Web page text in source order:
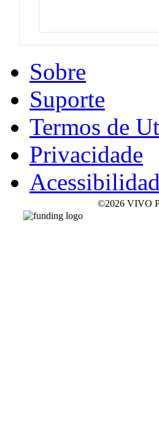
Sobre
Suporte
Termos de
Privacidade
©2026 VIVO